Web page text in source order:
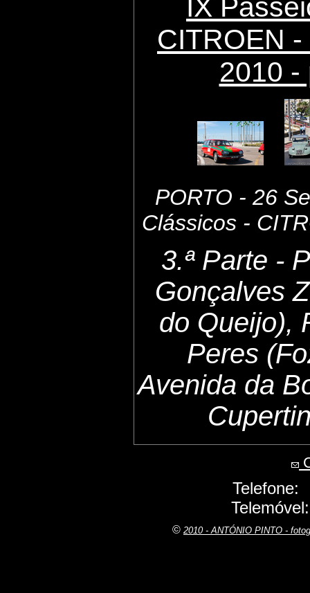
IX
CITROEN
2010 -
PORTO - 26
Clássicos -
3.ª Parte -
Gonçalves
do Queijo),
Peres
Avenida da
Telefone:
© 2010 - ANTÓNIO PINTO -